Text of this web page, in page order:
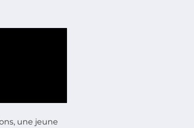
une jeune